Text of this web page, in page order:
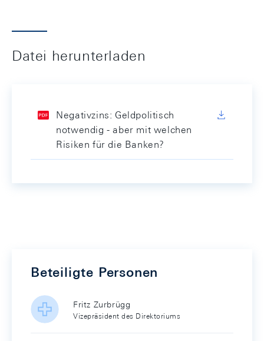
Datei herunterladen
Negativzins: Geldpolitisch
notwendig - aber mit welchen
Risiken für die Banken?
Beteiligte Personen
Fritz Zurbrügg
Vizepräsident des Direktoriums